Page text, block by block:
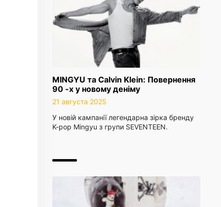
MINGYU та Calvin Klein: Повернення
90 -х у новому деніму
21 августа 2025
У новій кампанії легендарна зірка бренду
K-pop Mingyu з групи SEVENTEEN.